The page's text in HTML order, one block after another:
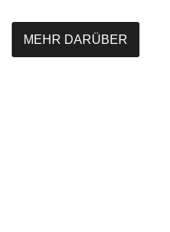
MEHR DARÜBER